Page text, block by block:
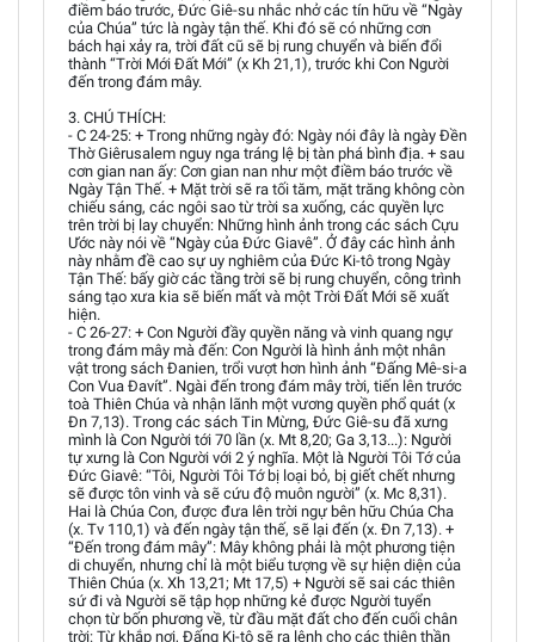
điềm báo trước, Đức Giê-su nhắc nhở các tín hữu về “Ngày
của Chúa” tức là ngày tận thế. Khi đó sẽ có những cơn
bách hại xảy ra, trời đất cũ sẽ bị rung chuyển và biến đổi
thành “Trời Mới Đất Mới” (x Kh 21,1), trước khi Con Người
đến trong đám mây.
3. CHÚ THÍCH:
- C 24-25: + Trong những ngày đó: Ngày nói đây là ngày Đền
Thờ Giêrusalem nguy nga tráng lệ bị tàn phá bình địa. + sau
cơn gian nan ấy: Cơn gian nan như một điềm báo trước về
Ngày Tận Thế. + Mặt trời sẽ ra tối tăm, mặt trăng không còn
chiếu sáng, các ngôi sao từ trời sa xuống, các quyền lực
trên trời bị lay chuyển: Những hình ảnh trong các sách Cựu
Ước này nói về “Ngày của Đức Giavê”. Ở đây các hình ảnh
này nhằm đề cao sự uy nghiêm của Đức Ki-tô trong Ngày
Tận Thế: bấy giờ các tầng trời sẽ bị rung chuyển, công trình
sáng tạo xưa kia sẽ biến mất và một Trời Đất Mới sẽ xuất
hiện.
- C 26-27: + Con Người đầy quyền năng và vinh quang ngự
trong đám mây mà đến: Con Người là hình ảnh một nhân
vật trong sách Đanien, trổi vượt hơn hình ảnh “Đấng Mê-si-a
Con Vua Đavít”. Ngài đến trong đám mây trời, tiến lên trước
toà Thiên Chúa và nhận lãnh một vương quyền phổ quát (x
Đn 7,13). Trong các sách Tin Mừng, Đức Giê-su đã xưng
mình là Con Người tới 70 lần (x. Mt 8,20; Ga 3,13...): Người
tự xưng là Con Người với 2 ý nghĩa. Một là Người Tôi Tớ của
Đức Giavê: “Tôi, Người Tôi Tớ bị loại bỏ, bị giết chết nhưng
sẽ được tôn vinh và sẽ cứu độ muôn người” (x. Mc 8,31).
Hai là Chúa Con, được đưa lên trời ngự bên hữu Chúa Cha
(x. Tv 110,1) và đến ngày tận thế, sẽ lại đến (x. Đn 7,13). +
“Đến trong đám mây”: Mây không phải là một phương tiện
di chuyển, nhưng chỉ là một biểu tượng về sự hiện diện của
Thiên Chúa (x. Xh 13,21; Mt 17,5) + Người sẽ sai các thiên
sứ đi và Người sẽ tập họp những kẻ được Người tuyển
chọn từ bốn phương về, từ đầu mặt đất cho đến cuối chân
trời: Từ khắp nơi, Đấng Ki-tô sẽ ra lệnh cho các thiên thần